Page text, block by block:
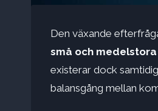
Den växande
små och
existerar dock
balansgång mellan